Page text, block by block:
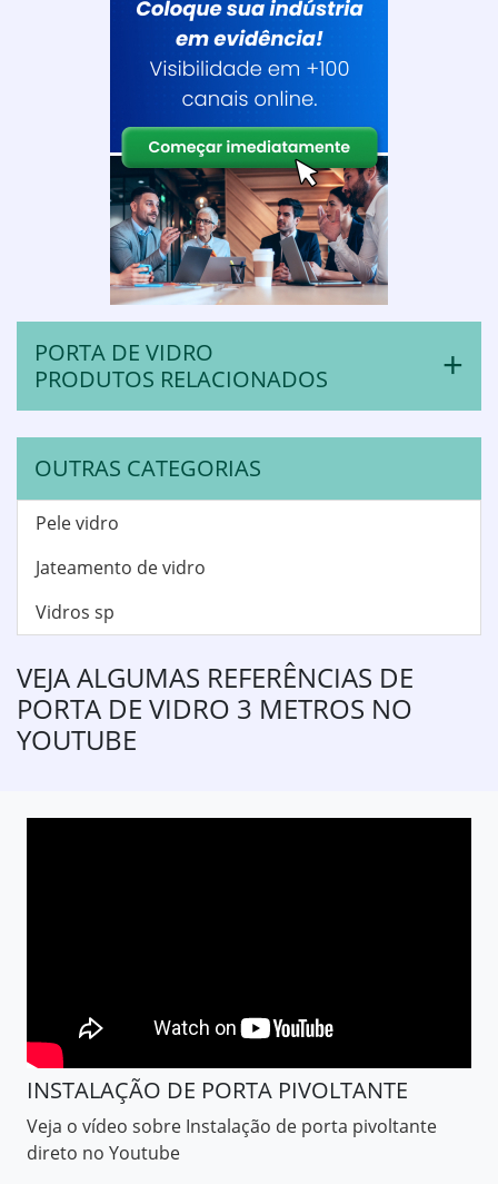
PORTA DE VIDRO
PRODUTOS RELACIONADOS
OUTRAS CATEGORIAS
Pele vidro
Jateamento de vidro
Vidros sp
VEJA ALGUMAS REFERÊNCIAS DE
PORTA DE VIDRO 3 METROS NO
YOUTUBE
INSTALAÇÃO DE PORTA PIVOLTANTE
Veja o vídeo sobre Instalação de porta pivoltante
direto no Youtube